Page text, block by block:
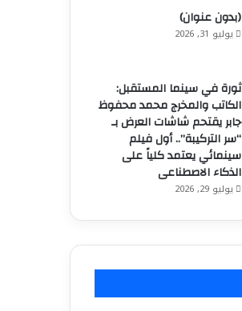
(بدون عنوان)
يوليو 31, 2026
ثورة في سينما المستقبل:
الكاتب والمخرج محمد محفوظ
جابر يقتحم شاشات العرض بـ
“سر التركيبة”.. أول فيلم
سينمائي يعتمد كلياً على
الذكاء الاصطناعى
يوليو 29, 2026